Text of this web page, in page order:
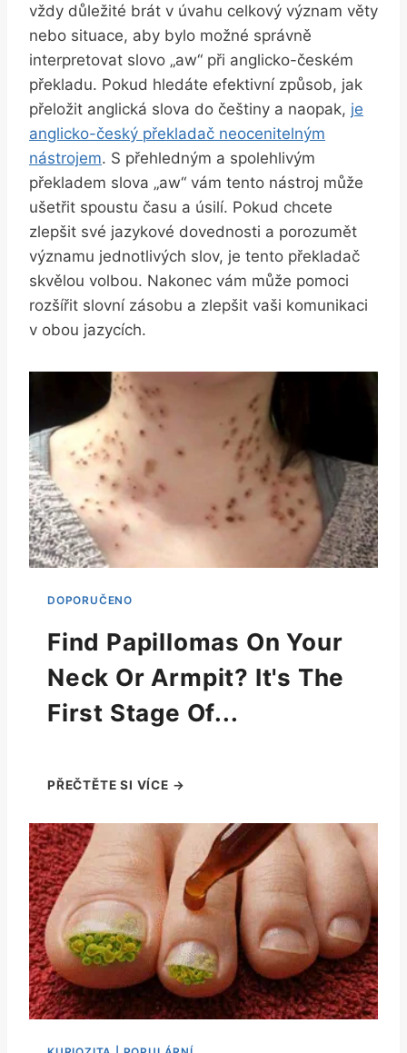
vždy důležité brát v úvahu celkový význam věty
nebo situace, aby bylo možné správně
interpretovat slovo „aw“ při anglicko-českém
překladu. Pokud hledáte efektivní způsob, jak
přeložit anglická slova do češtiny a naopak, je
anglicko-český překladač neocenitelným
nástrojem. S přehledným a spolehlivým
překladem slova „aw“ vám tento nástroj může
ušetřit spoustu času a úsilí. Pokud chcete
zlepšit své jazykové dovednosti a porozumět
významu jednotlivých slov, je tento překladač
skvělou volbou. Nakonec vám může pomoci
rozšířit slovní zásobu a zlepšit vaši komunikaci
v obou jazycích.
Find Papillomas On Your
Neck Or Armpit? It's The
First Stage Of...